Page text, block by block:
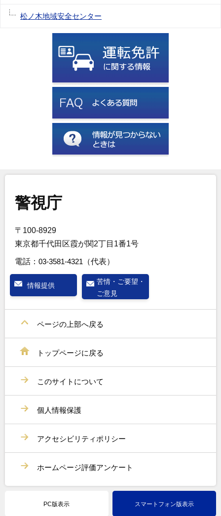
松ノ木地域安全センター
警視庁
〒100-8929
東京都千代田区霞が関2丁目1番1号
電話： 03-3581-4321 （代表）
情報提供
苦情・ご要望・
ご意見
ページの上部へ戻る
トップページに戻る
このサイトについて
個人情報保護
アクセシビリティポリシー
ホームページ評価アンケート
PC版表示 スマートフォン版表示